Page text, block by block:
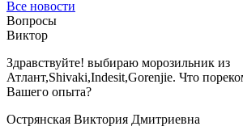
Все новости
Вопросы
Виктор
Здравствуйте! выбираю морозильник из
Атлант,Shivaki,Indesit,Gorenjie. Что
Вашего опыта?
Острянская Виктория Дмитриевна